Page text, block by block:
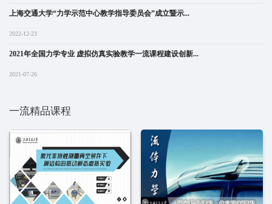
上海交通大学“力学示范中心教学指导委员会”成立暨示...
2022-12-23
2021年全国力学专业 虚拟仿真实验教学一流课程建设创新...
2021-07-26
一流精品课程